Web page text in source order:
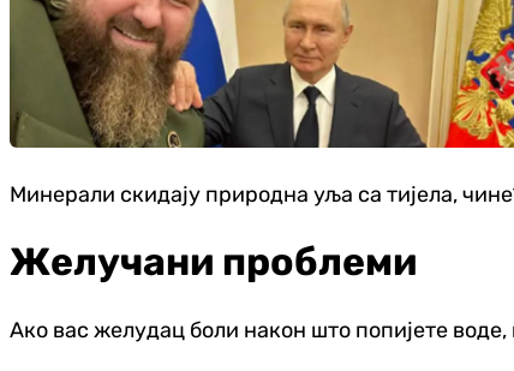
Минерали скидају природна уља са тијела,
Желучани проблеми
Ако вас желудац боли након што попијете воде,